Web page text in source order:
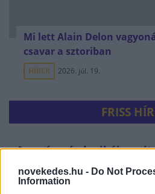
novekedes.hu - Do Not
Information
Mi lett Alain Delon
csavar a sztoriban
HÍREK 2026. júl. 19.
FRISS
Az egészség logikája:
a XX. század
EGÉSZSÉGIPAR